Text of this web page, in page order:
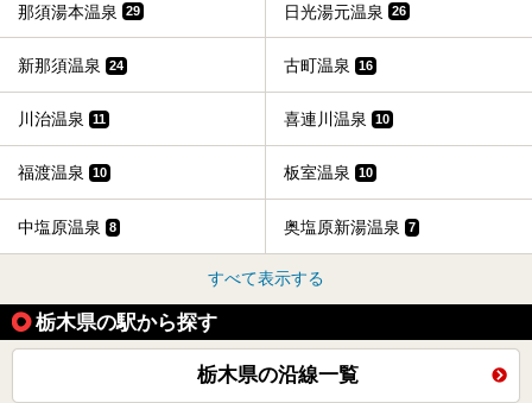
那須湯本温泉 29 日光湯元温泉 26
新那須温泉 24 古町温泉 16
川治温泉 11 喜連川温泉 10
福渡温泉 10 板室温泉 10
中塩原温泉 8 奥塩原新湯温泉 7
すべて表示する
栃木県の駅から探す
栃木県の沿線一覧